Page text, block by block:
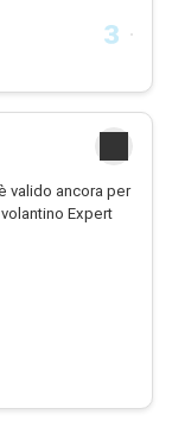
valido ancora per
Expert